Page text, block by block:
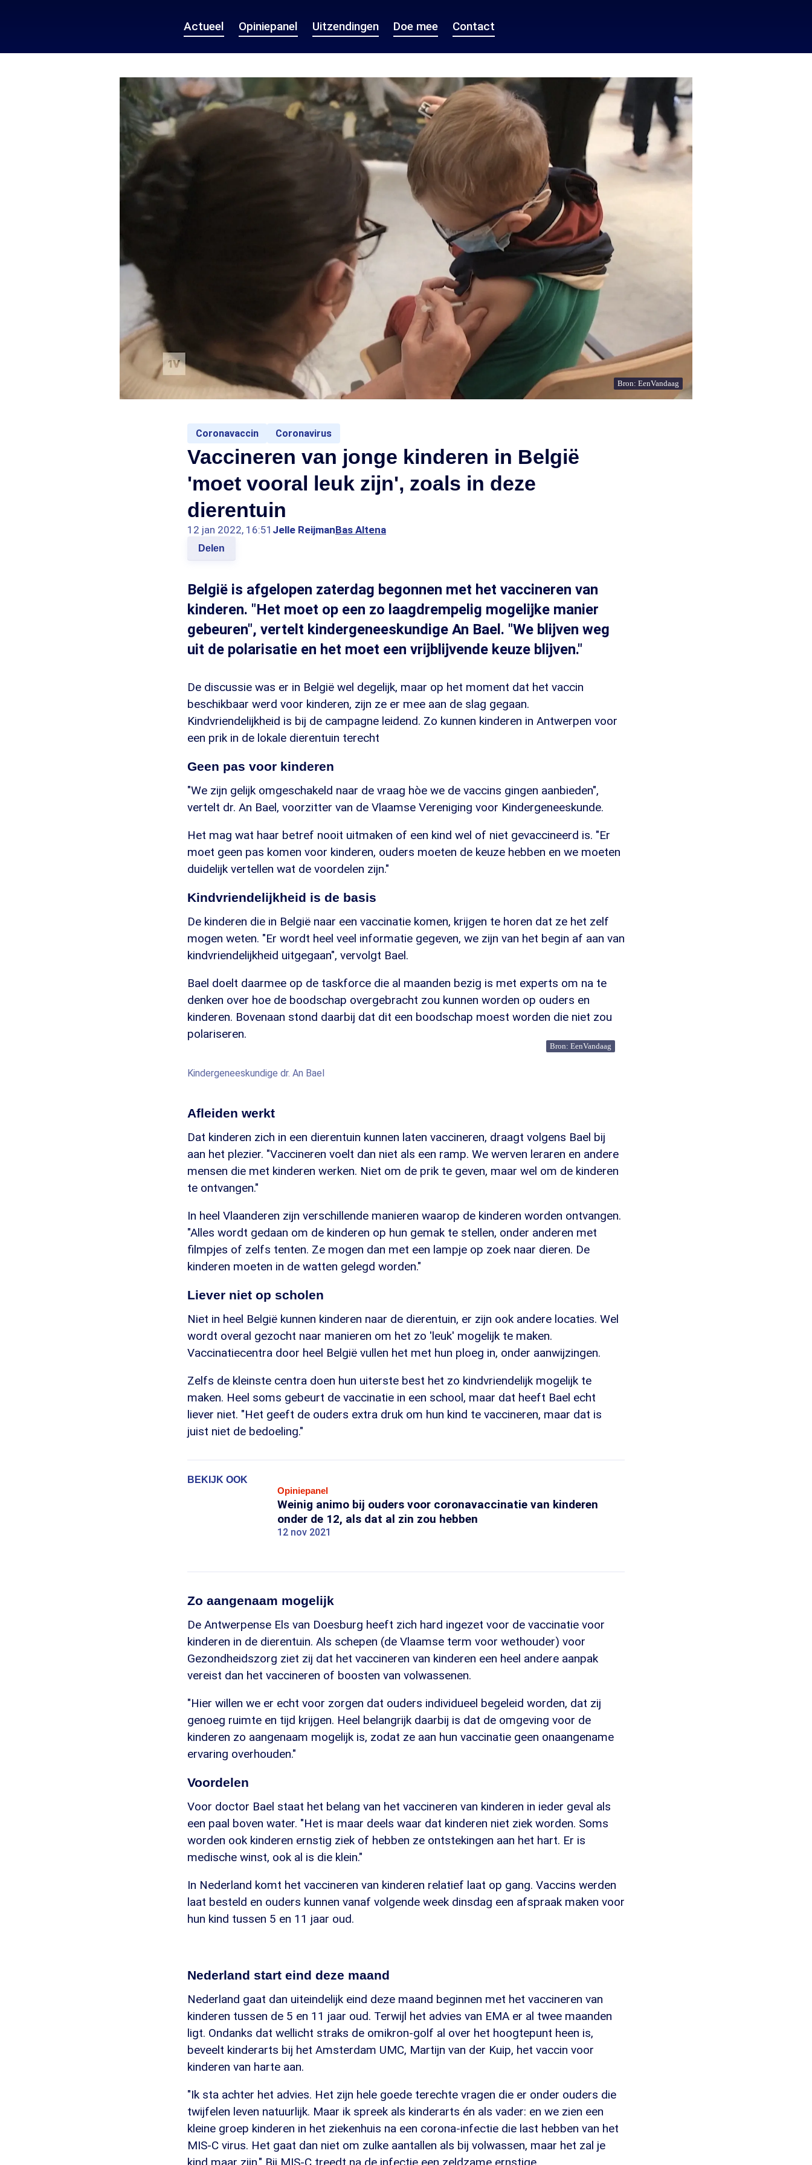
Actueel Opiniepanel Uitzendingen Doe mee Contact
Bron: EenVandaag
Coronavaccin Coronavirus
Vaccineren van jonge kinderen in België
'moet vooral leuk zijn', zoals in deze
dierentuin
12 jan 2022, 16:51 Jelle ReijmanBas Altena
Delen
België is afgelopen zaterdag begonnen met het vaccineren van
kinderen. "Het moet op een zo laagdrempelig mogelijke manier
gebeuren", vertelt kindergeneeskundige An Bael. "We blijven weg
uit de polarisatie en het moet een vrijblijvende keuze blijven."
De discussie was er in België wel degelijk, maar op het moment dat het vaccin
beschikbaar werd voor kinderen, zijn ze er mee aan de slag gegaan.
Kindvriendelijkheid is bij de campagne leidend. Zo kunnen kinderen in Antwerpen voor
een prik in de lokale dierentuin terecht
Geen pas voor kinderen
"We zijn gelijk omgeschakeld naar de vraag hòe we de vaccins gingen aanbieden",
vertelt dr. An Bael, voorzitter van de Vlaamse Vereniging voor Kindergeneeskunde.
Het mag wat haar betref nooit uitmaken of een kind wel of niet gevaccineerd is. "Er
moet geen pas komen voor kinderen, ouders moeten de keuze hebben en we moeten
duidelijk vertellen wat de voordelen zijn."
Kindvriendelijkheid is de basis
De kinderen die in België naar een vaccinatie komen, krijgen te horen dat ze het zelf
mogen weten. "Er wordt heel veel informatie gegeven, we zijn van het begin af aan van
kindvriendelijkheid uitgegaan", vervolgt Bael.
Bael doelt daarmee op de taskforce die al maanden bezig is met experts om na te
denken over hoe de boodschap overgebracht zou kunnen worden op ouders en
kinderen. Bovenaan stond daarbij dat dit een boodschap moest worden die niet zou
polariseren.
Bron: EenVandaag
Kindergeneeskundige dr. An Bael
Afleiden werkt
Dat kinderen zich in een dierentuin kunnen laten vaccineren, draagt volgens Bael bij
aan het plezier. "Vaccineren voelt dan niet als een ramp. We werven leraren en andere
mensen die met kinderen werken. Niet om de prik te geven, maar wel om de kinderen
te ontvangen."
In heel Vlaanderen zijn verschillende manieren waarop de kinderen worden ontvangen.
"Alles wordt gedaan om de kinderen op hun gemak te stellen, onder anderen met
filmpjes of zelfs tenten. Ze mogen dan met een lampje op zoek naar dieren. De
kinderen moeten in de watten gelegd worden."
Liever niet op scholen
Niet in heel België kunnen kinderen naar de dierentuin, er zijn ook andere locaties. Wel
wordt overal gezocht naar manieren om het zo 'leuk' mogelijk te maken.
Vaccinatiecentra door heel België vullen het met hun ploeg in, onder aanwijzingen.
Zelfs de kleinste centra doen hun uiterste best het zo kindvriendelijk mogelijk te
maken. Heel soms gebeurt de vaccinatie in een school, maar dat heeft Bael echt
liever niet. "Het geeft de ouders extra druk om hun kind te vaccineren, maar dat is
juist niet de bedoeling."
BEKIJK OOK
Opiniepanel
Weinig animo bij ouders voor coronavaccinatie van kinderen
onder de 12, als dat al zin zou hebben
12 nov 2021
Zo aangenaam mogelijk
De Antwerpense Els van Doesburg heeft zich hard ingezet voor de vaccinatie voor
kinderen in de dierentuin. Als schepen (de Vlaamse term voor wethouder) voor
Gezondheidszorg ziet zij dat het vaccineren van kinderen een heel andere aanpak
vereist dan het vaccineren of boosten van volwassenen.
"Hier willen we er echt voor zorgen dat ouders individueel begeleid worden, dat zij
genoeg ruimte en tijd krijgen. Heel belangrijk daarbij is dat de omgeving voor de
kinderen zo aangenaam mogelijk is, zodat ze aan hun vaccinatie geen onaangename
ervaring overhouden."
Voordelen
Voor doctor Bael staat het belang van het vaccineren van kinderen in ieder geval als
een paal boven water. "Het is maar deels waar dat kinderen niet ziek worden. Soms
worden ook kinderen ernstig ziek of hebben ze ontstekingen aan het hart. Er is
medische winst, ook al is die klein."
In Nederland komt het vaccineren van kinderen relatief laat op gang. Vaccins werden
laat besteld en ouders kunnen vanaf volgende week dinsdag een afspraak maken voor
hun kind tussen 5 en 11 jaar oud.
Nederland start eind deze maand
Nederland gaat dan uiteindelijk eind deze maand beginnen met het vaccineren van
kinderen tussen de 5 en 11 jaar oud. Terwijl het advies van EMA er al twee maanden
ligt. Ondanks dat wellicht straks de omikron-golf al over het hoogtepunt heen is,
beveelt kinderarts bij het Amsterdam UMC, Martijn van der Kuip, het vaccin voor
kinderen van harte aan.
"Ik sta achter het advies. Het zijn hele goede terechte vragen die er onder ouders die
twijfelen leven natuurlijk. Maar ik spreek als kinderarts én als vader: en we zien een
kleine groep kinderen in het ziekenhuis na een corona-infectie die last hebben van het
MIS-C virus. Het gaat dan niet om zulke aantallen als bij volwassen, maar het zal je